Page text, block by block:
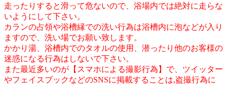
走ったりすると滑って危ないので、浴場内では絶対に走らな
いようにして下さい。
カランの占領や浴槽縁での洗い行為は浴槽内に泡などが入り
ますので、洗い場でお願い致します。
かかり湯、浴槽内でのタオルの使用、潜ったり他のお客様の
迷惑になる行為はしないで下さい。
また最近多いのが【スマホによる撮影行為】で、ツイッター
やフェイスブックなどのSNSに掲載することは,盗撮行為に